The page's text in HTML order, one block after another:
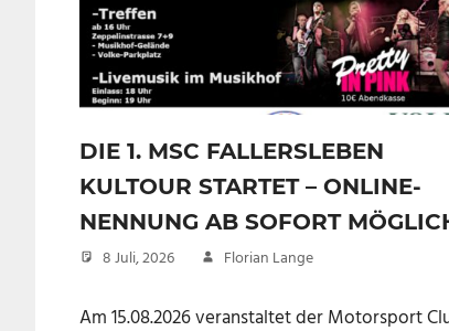
DIE 1. MSC FALLERSLEBEN
KULTOUR STARTET – ONLINE-
NENNUNG AB SOFORT
8 Juli, 2026 Florian Lange
Am 15.08.2026 veranstaltet der Motorsport